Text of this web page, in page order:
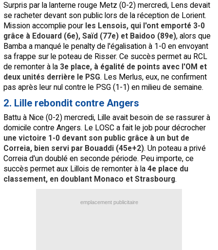
Surpris par la lanterne rouge Metz (0-2) mercredi, Lens devait
se racheter devant son public lors de la réception de Lorient.
Mission accomplie pour les Lensois, qui l'ont emporté 3-0
grâce à Edouard (6e), Saïd (77e) et Baidoo (89e), alors que
Bamba a manqué le penalty de l'égalisation à 1-0 en envoyant
sa frappe sur le poteau de Risser. Ce succès permet au RCL
de remonter à la 3e place, à égalité de points avec l'OM et
deux unités derrière le PSG. Les Merlus, eux, ne confirment
pas après leur nul contre le PSG (1-1) en milieu de semaine.
2. Lille rebondit contre Angers
Battu à Nice (0-2) mercredi, Lille avait besoin de se rassurer à
domicile contre Angers. Le LOSC a fait le job pour décrocher
une victoire 1-0 devant son public grâce à un but de
Correia, bien servi par Bouaddi (45e+2). Un poteau a privé
Correia d'un doublé en seconde période. Peu importe, ce
succès permet aux Lillois de remonter à la 4e place du
classement, en doublant Monaco et Strasbourg.
emplacement publicitaire